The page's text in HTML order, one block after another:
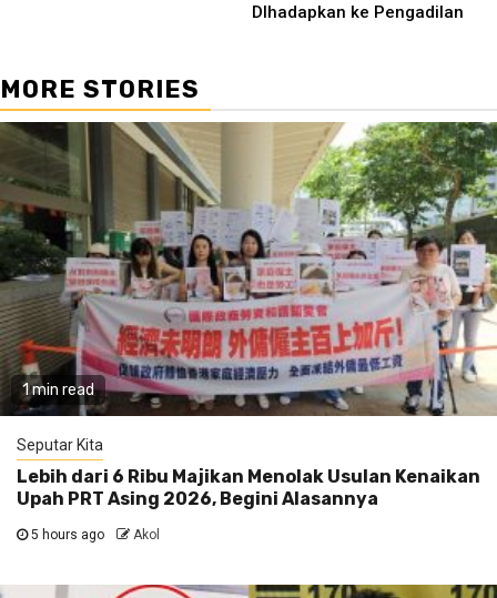
DIhadapkan ke Pengadilan
MORE STORIES
1 min read
Seputar Kita
Lebih dari 6 Ribu Majikan Menolak Usulan Kenaikan
Upah PRT Asing 2026, Begini Alasannya
5 hours ago Akol